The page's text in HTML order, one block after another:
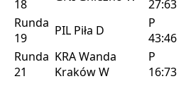
18
27:63
Runda
19
PIL Piła D
P
43:46
Runda
21
KRAWanda
KrakówW
P
16:73